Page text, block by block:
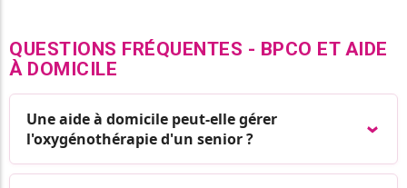
QUESTIONS FRÉQUENTES - BPCO ET AIDE
À DOMICILE
Une aide à domicile peut-elle gérer
l'oxygénothérapie d'un senior ?